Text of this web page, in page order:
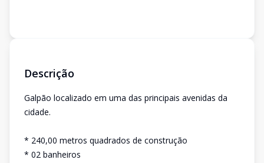
Descrição
Galpão localizado em uma das principais avenidas da
cidade.
* 240,00 metros quadrados de construção
* 02 banheiros